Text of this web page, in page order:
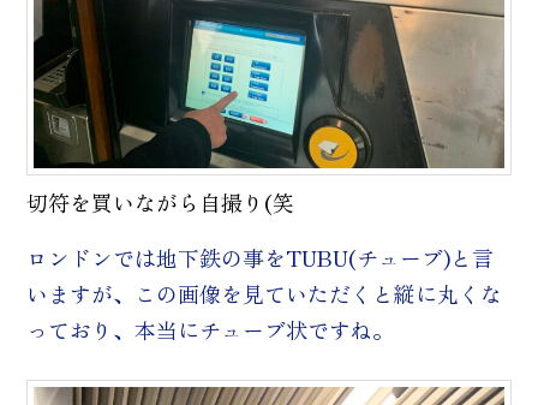
切符を買いながら自撮り(笑
ロンドンでは地下鉄の事をTUBU(チューブ)と言
いますが、この画像を見ていただくと縦に丸くな
っており、本当にチューブ状ですね。